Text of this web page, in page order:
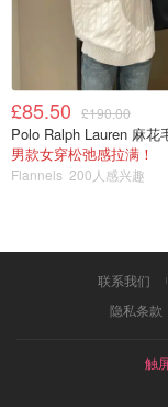
Gin Tonic-杜松子
£85.50 £190.00
Polo Ralph Lauren 麻花
男款女穿松弛感拉满！
Flannels 200人感兴趣
联系我们
隐私条款
触